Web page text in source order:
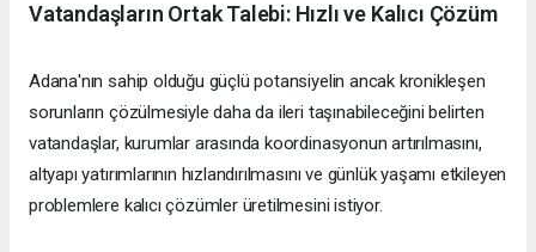
Vatandaşların Ortak Talebi: Hızlı ve Kalıcı Çözüm
Adana'nın sahip olduğu güçlü potansiyelin ancak kronikleşen
sorunların çözülmesiyle daha da ileri taşınabileceğini belirten
vatandaşlar, kurumlar arasında koordinasyonun artırılmasını,
altyapı yatırımlarının hızlandırılmasını ve günlük yaşamı etkileyen
problemlere kalıcı çözümler üretilmesini istiyor.